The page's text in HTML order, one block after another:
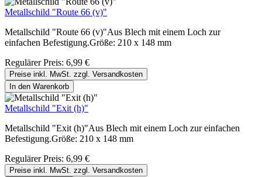
Metallschild "Route 66 (v)"
Metallschild "Route 66 (v)"Aus Blech mit einem Loch zur
einfachen Befestigung.Größe: 210 x 148 mm
Regulärer Preis: 6,99 €
Preise inkl. MwSt. zzgl. Versandkosten
In den Warenkorb
Metallschild "Exit (h)"
Metallschild "Exit (h)"Aus Blech mit einem Loch zur einfachen
Befestigung.Größe: 210 x 148 mm
Regulärer Preis: 6,99 €
Preise inkl. MwSt. zzgl. Versandkosten